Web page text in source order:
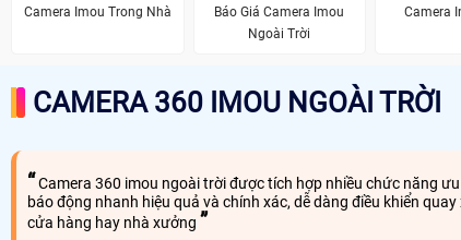
Camera Imou Trong Nhà
Báo Giá Camera Imou
Ngoài Trời
Camera
CAMERA 360 IMOU NGOÀI TRỜI
Camera 360 imou ngoài trời được tích hợp nhiều chức năng
báo động nhanh hiệu quả và chính xác, dễ dàng điều khiển
cửa hàng hay nhà xưởng